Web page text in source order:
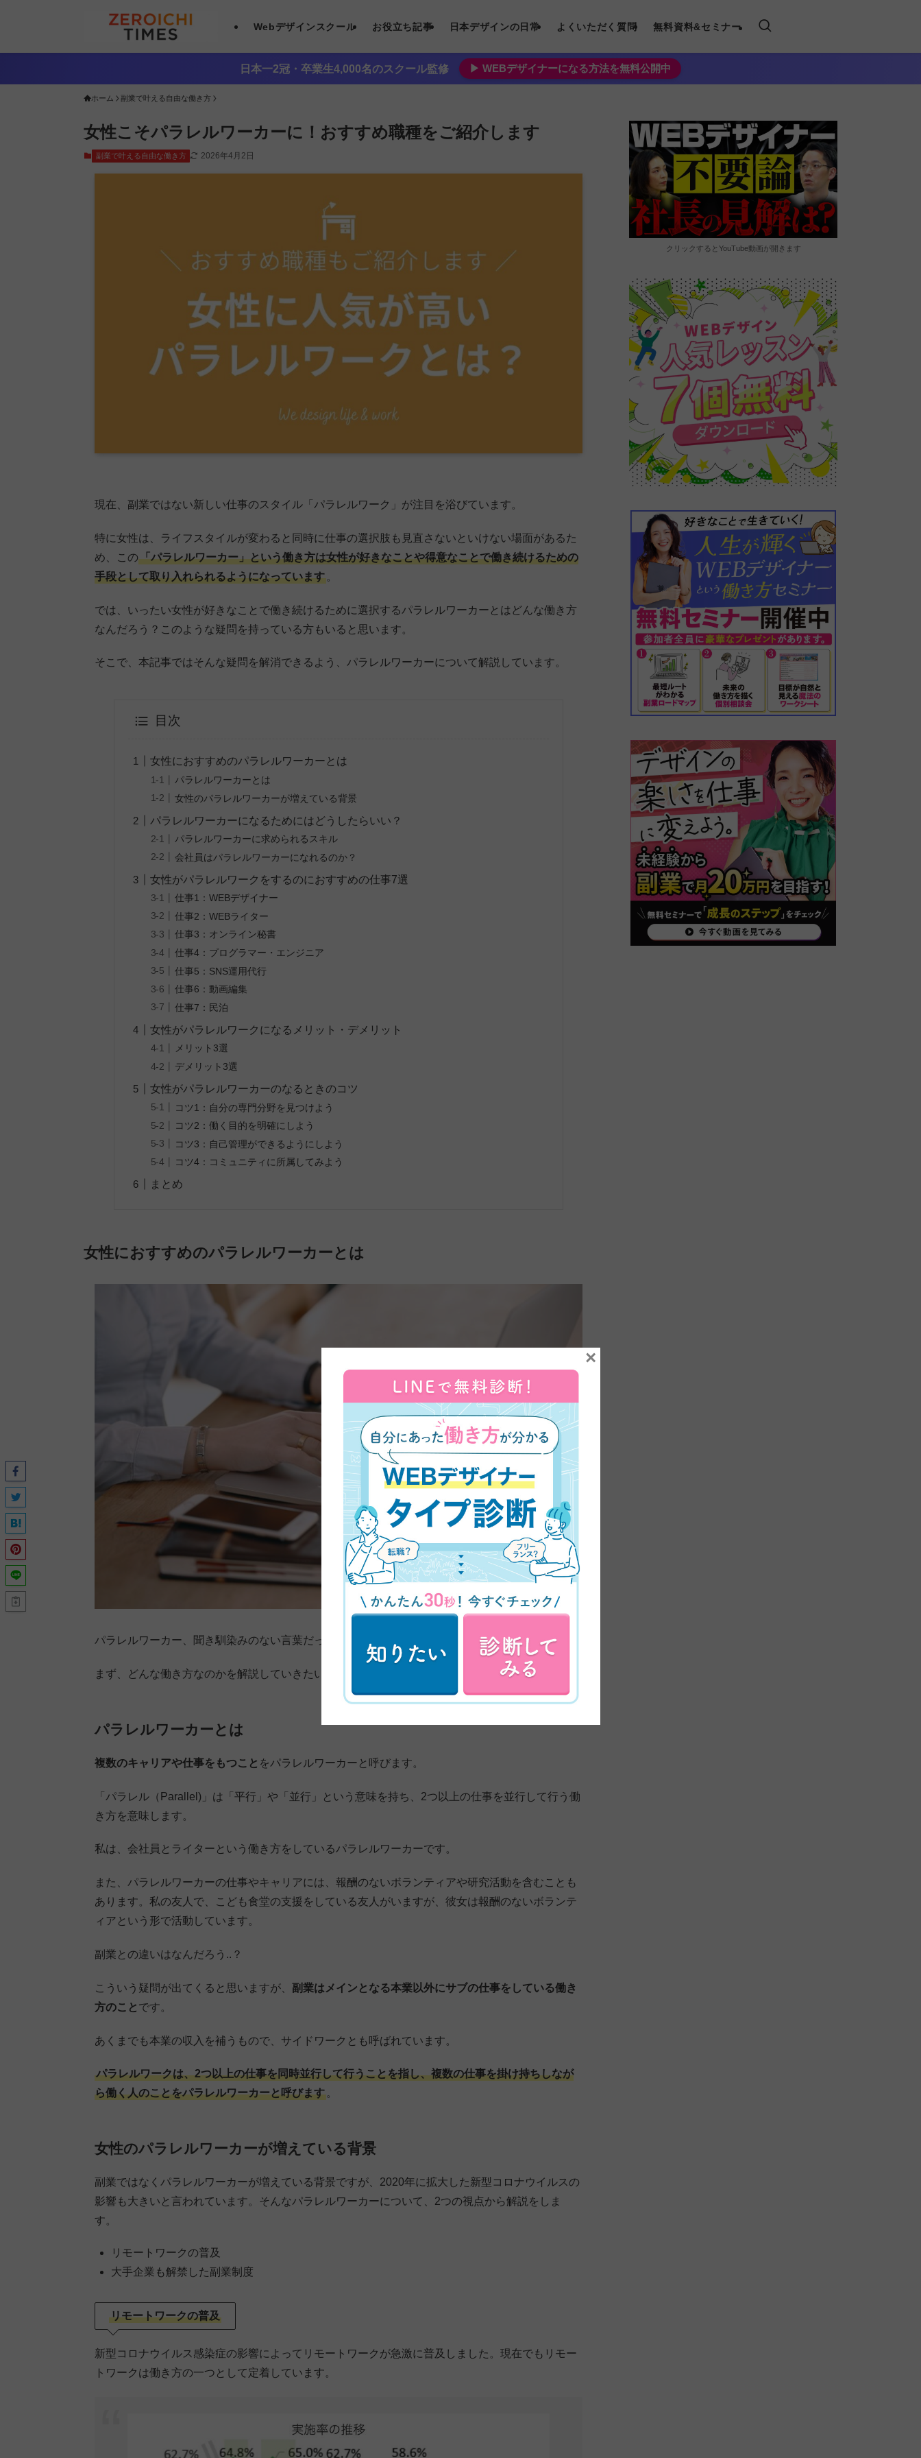
Webデザインスクール お役立ち記事 日本デザインの日常 よくいただく質問 無料資料&セミナー
日本一2冠・卒業生4,000名のスクール監修 ▶︎ WEBデザイナーになる方法を無料公開中
ホーム 副業で叶える自由な働き方
女性こそパラレルワーカーに！おすすめ職種をご紹介します
副業で叶える自由な働き方 2026年4月2日
現在、副業ではない新しい仕事のスタイル「パラレルワーク」が注目を浴びています。
特に女性は、ライフスタイルが変わると同時に仕事の選択肢も見直さないといけない場面があるた
め、この「パラレルワーカー」という働き方は女性が好きなことや得意なことで働き続けるための
手段として取り入れられるようになっています 。
では、いったい女性が好きなことで働き続けるために選択するパラレルワーカーとはどんな働き方
なんだろう？このような疑問を持っている方もいると思います。
そこで、本記事ではそんな疑問を解消できるよう、パラレルワーカーについて解説しています。
目次
女性におすすめのパラレルワーカーとは
パラレルワーカーとは
女性のパラレルワーカーが増えている背景
パラレルワーカーになるためにはどうしたらいい？
パラレルワーカーに求められるスキル
会社員はパラレルワーカーになれるのか？
女性がパラレルワークをするのにおすすめの仕事7選
仕事1：WEBデザイナー
仕事2：WEBライター
仕事3：オンライン秘書
仕事4：プログラマー・エンジニア
仕事5：SNS運用代行
仕事6：動画編集
仕事7：民泊
女性がパラレルワークになるメリット・デメリット
メリット3選
デメリット3選
女性がパラレルワーカーのなるときのコツ
コツ1：自分の専門分野を見つけよう
コツ2：働く目的を明確にしよう
コツ3：自己管理ができるようにしよう
コツ4：コミュニティに所属してみよう
まとめ
女性におすすめのパラレルワーカーとは
パラレルワーカー、聞き馴染みのない言葉だったりしませんか？
まず、どんな働き方なのかを解説していきたいと思います。
パラレルワーカーとは
複数のキャリアや仕事をもつこと をパラレルワーカーと呼びます。
「パラレル（Parallel)」は「平行」や「並行」という意味を持ち、2つ以上の仕事を並行して行う働
き方を意味します。
私は、会社員とライターという働き方をしているパラレルワーカーです。
また、パラレルワーカーの仕事やキャリアには、報酬のないボランティアや研究活動を含むことも
あります。私の友人で、こども食堂の支援をしている友人がいますが、彼女は報酬のないボランテ
ィアという形で活動しています。
副業との違いはなんだろう..？
こういう疑問が出てくると思いますが、 副業はメインとなる本業以外にサブの仕事をしている働き
方のこと です。
あくまでも本業の収入を補うもので、サイドワークとも呼ばれています。
パラレルワークは、2つ以上の仕事を同時並行して行うことを指し、複数の仕事を掛け持ちしなが
ら働く人のことをパラレルワーカーと呼びます 。
女性のパラレルワーカーが増えている背景
副業ではなくパラレルワーカーが増えている背景ですが、2020年に拡大した新型コロナウイルスの
影響も大きいと言われています。そんなパラレルワーカーについて、2つの視点から解説をしま
す。
リモートワークの普及
大手企業も解禁した副業制度
リモートワークの普及
新型コロナウイルス感染症の影響によってリモートワークが急激に普及しました。現在でもリモー
トワークは働き方の一つとして定着しています。
クリックするとYouTube動画が開きます
×